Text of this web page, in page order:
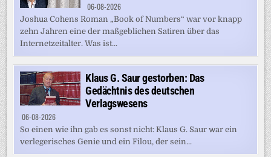
06-08-2026
Joshua Cohens Roman „Book of Numbers“ war vor knapp
zehn Jahren eine der maßgeblichen Satiren über das
Internetzeitalter. Was ist...
Klaus G. Saur gestorben: Das
Gedächtnis des deutschen
Verlagswesens
06-08-2026
So einen wie ihn gab es sonst nicht: Klaus G. Saur war ein
verlegerisches Genie und ein Filou, der sein...